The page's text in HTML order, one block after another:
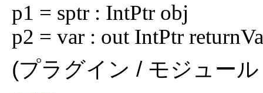
p1 = sptr : IntPtr obj
p2 = var : out IntPtr
(プラグイン / モジュー